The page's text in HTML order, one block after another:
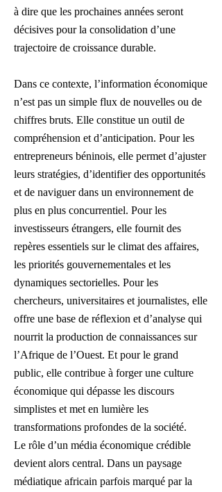
à dire que les prochaines années seront
décisives pour la consolidation d’une
trajectoire de croissance durable.
Dans ce contexte, l’information économique
n’est pas un simple flux de nouvelles ou de
chiffres bruts. Elle constitue un outil de
compréhension et d’anticipation. Pour les
entrepreneurs béninois, elle permet d’ajuster
leurs stratégies, d’identifier des opportunités
et de naviguer dans un environnement de
plus en plus concurrentiel. Pour les
investisseurs étrangers, elle fournit des
repères essentiels sur le climat des affaires,
les priorités gouvernementales et les
dynamiques sectorielles. Pour les
chercheurs, universitaires et journalistes, elle
offre une base de réflexion et d’analyse qui
nourrit la production de connaissances sur
l’Afrique de l’Ouest. Et pour le grand
public, elle contribue à forger une culture
économique qui dépasse les discours
simplistes et met en lumière les
transformations profondes de la société.
Le rôle d’un média économique crédible
devient alors central. Dans un paysage
médiatique africain parfois marqué par la